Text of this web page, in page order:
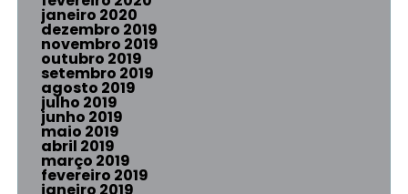
janeiro 2020
dezembro 2019
novembro 2019
outubro 2019
setembro 2019
agosto 2019
julho 2019
junho 2019
maio 2019
abril 2019
março 2019
fevereiro 2019